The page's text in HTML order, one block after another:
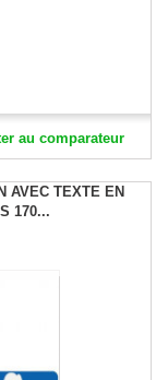
au comparateur
AVEC TEXTE EN
170...